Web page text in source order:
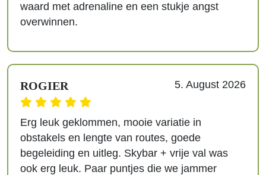
waard met adrenaline en een stukje angst
overwinnen.
ROGIER 5. August 2026
Erg leuk geklommen, mooie variatie in
obstakels en lengte van routes, goede
begeleiding en uitleg. Skybar + vrije val was
ook erg leuk. Paar puntjes die we jammer